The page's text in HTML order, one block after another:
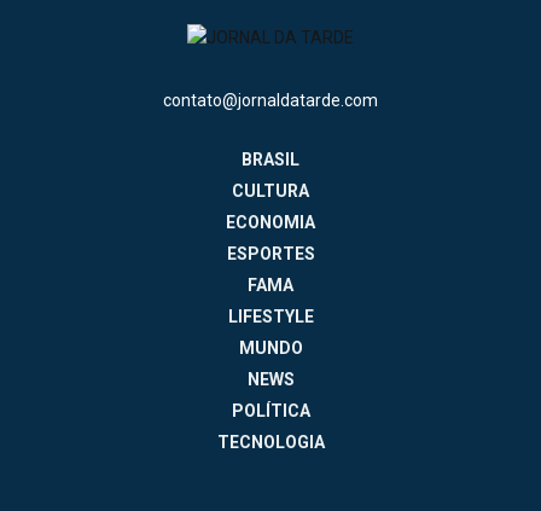
contato@jornaldatarde.com
BRASIL
CULTURA
ECONOMIA
ESPORTES
FAMA
LIFESTYLE
MUNDO
NEWS
POLÍTICA
TECNOLOGIA